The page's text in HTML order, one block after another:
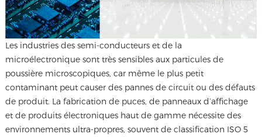
Les industries des semi-conducteurs et de la
microélectronique sont très sensibles aux particules de
poussière microscopiques, car même le plus petit
contaminant peut causer des pannes de circuit ou des défauts
de produit. La fabrication de puces, de panneaux d’affichage
et de produits électroniques haut de gamme nécessite des
environnements ultra-propres, souvent de classification ISO 5